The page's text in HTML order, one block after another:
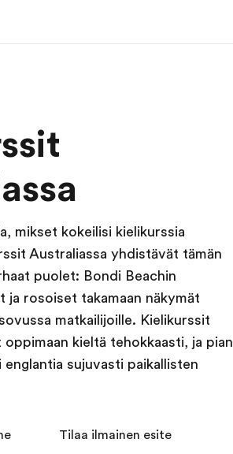
mikset kokeilisi kielikurssia
Australiassa yhdistävät tämän
puolet: Bondi Beachin
ja rosoiset takamaan näkymät
matkailijoille. Kielikurssit
kieltä tehokkaasti, ja pian
englantia sujuvasti paikallisten
Tilaa ilmainen esite